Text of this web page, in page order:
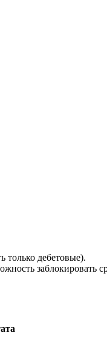
только дебетовые).
заблокировать